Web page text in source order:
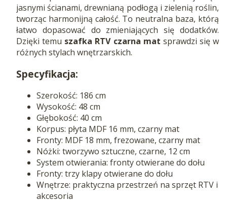
jasnymi ścianami, drewnianą podłogą i zielenią roślin,
tworząc harmonijną całość. To neutralna baza, którą
łatwo dopasować do zmieniających się dodatków.
Dzięki temu szafka RTV czarna mat sprawdzi się w
różnych stylach wnętrzarskich.
Specyfikacja:
Szerokość: 186 cm
Wysokość: 48 cm
Głębokość: 40 cm
Korpus: płyta MDF 16 mm, czarny mat
Fronty: MDF 18 mm, frezowane, czarny mat
Nóżki: tworzywo sztuczne, czarne, 12 cm
System otwierania: fronty otwierane do dołu
Fronty: trzy klapy otwierane do dołu
Wnętrze: praktyczna przestrzeń na sprzęt RTV i
akcesoria